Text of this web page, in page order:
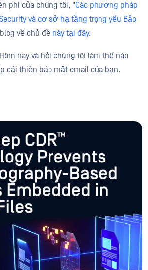
phí của chúng tôi, "Các phương pháp
và cơ sở hạ tầng trọng yếu Bảo
về chủ đề này tại đây.
Hôm nay và hỏi chúng tôi làm thế nào
cải thiện bảo mật email của bạn.